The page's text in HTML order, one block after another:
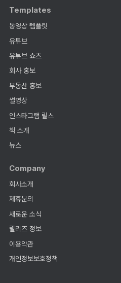
Templates
동영상 템플릿
유튜브
유튜브 쇼츠
회사 홍보
부동산 홍보
썰영상
인스타그램 릴스
책 소개
뉴스
Company
회사소개
제휴문의
새로운 소식
릴리즈 정보
이용약관
개인정보보호정책